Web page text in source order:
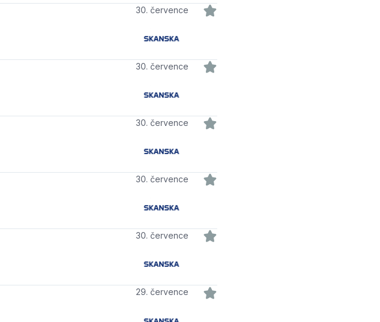
30. července
30. července
30. července
30. července
30. července
29. července